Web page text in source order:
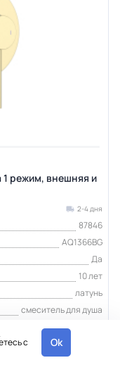
режим, внешняя и
2-4 дня
87846
AQ1366BG
Да
10 лет
латунь
смеситель для душа
с Ok